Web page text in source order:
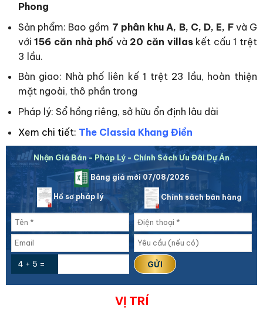
Phong
Sản phẩm: Bao gồm 7 phân khu A, B, C, D, E, Fvà G
với156 căn nhà phố và 20 căn villaskết cấu 1 trệt
3 lầu.
Bàn giao: Nhà phố liên kế 1 trệt 23 lầu, hoàn thiện
mặt ngoài, thô phần trong
Pháp lý: Sổ hồng riêng, sở hữu ổn định lâu dài
Xem chi tiết: The Classia Khang Điền
Nhận Giá Bán - Pháp Lý - Chính Sách Ưu Đãi Dự Án
Bảng giá mới 07/08/2026
Hồ sơ pháp lý Chính sách bán hàng
4 + 5 =
VỊ TRÍ